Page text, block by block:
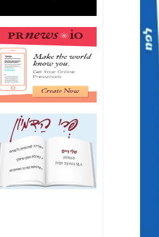
האם ביבי כשר
תקשורת עזר לקב'
בזק? -כאן
מה מקור ה-Fake
News שהביא לתפירת
תיק לביבי והעלמת
החשודים הנכונים -כאן
אחת הרגליים של "תיק
4000 התפור"
התמוטטה היום
בניצחון (כפול) של בזק
-
כאן
איך כתבות מפנקות
הפכו לפתע לטובת